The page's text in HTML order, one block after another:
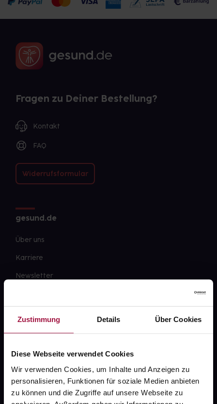
Zustimmung Details Über Cookies
Diese Webseite verwendet Cookies
Wir verwenden Cookies, um Inhalte und Anzeigen zu
personalisieren, Funktionen für soziale Medien anbieten
zu können und die Zugriffe auf unsere Webseite zu
Fragen zu Deiner Bestellung?
Kontakt
FAQ
Widerrufsformular
gesund.de
Über uns
Karriere
Newsletter
Datenschutz
AGB
Impressum